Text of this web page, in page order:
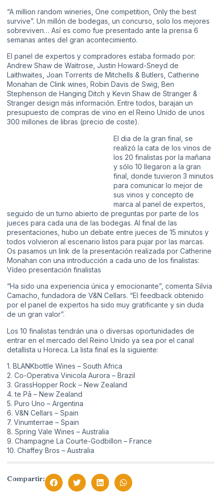
“A million random wineries, One competition, Only the best
survive”. Un millón de bodegas, un concurso, solo los mejores
sobreviven… Así es como fue presentado ante la prensa 6
semanas antes del gran acontecimiento.
El panel de expertos y compradores estaba formado por:
Andrew Shaw de Waitrose, Justin Howard-Sneyd de
Laithwaites, Joan Torrents de Mitchells & Butlers, Catherine
Monahan de Clink wines, Robin Davis de Swig, Ben
Stephenson de Hanging Ditch y Kevin Shaw de Stranger &
Stranger design más información. Entre todos, barajan un
presupuesto de compras de vino en el Reino Unido de unos
300 millones de libras (precio de coste).
El dia de la gran final, se
realizó la cata de los vinos de
los 20 finalistas por la mañana
y sólo 10 llegaron a la gran
final, donde tuvieron 3 minutos
para comunicar lo mejor de
sus vinos y concepto de
marca al panel de expertos,
seguido de un turno abierto de preguntas por parte de los
jueces para cada una de las bodegas. Al final de las
presentaciones, hubo un debate entre jueces de 15 minutos y
todos volvieron al escenario listos para pujar por las marcas.
Os pasamos un link de la presentación realizada por Catherine
Monahan con una introducción a cada uno de los finalistas:
Vídeo presentación finalistas
“Ha sido una experiencia única y emocionante”, comenta Silvia
Camacho, fundadora de V&N Cellars. “El feedback obtenido
por el panel de expertos ha sido muy gratificante y sin duda
de un gran valor”.
Los 10 finalistas tendrán una o diversas oportunidades de
entrar en el mercado del Reino Unido ya sea por el canal
detallista u Horeca. La lista final es la siguiente:
1. BLANKbottle Wines – South Africa
2. Co-Operativa Vinicola Aurora – Brazil
3. GrassHopper Rock – New Zealand
4. te Pā – New Zealand
5. Puro Uno – Argentina
6. V&N Cellars – Spain
7. Vinumterrae – Spain
8. Spring Vale Wines – Australia
9. Champagne La Courte-Godbillon – France
10. Chaffey Bros – Australia
Compartir: